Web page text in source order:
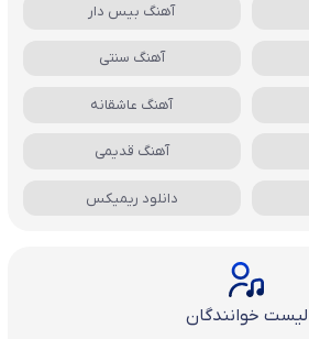
آهنگ بیس دار
آهنگ سنتی
آهنگ عاشقانه
آهنگ قدیمی
دانلود ریمیکس
لیست خوانندگان